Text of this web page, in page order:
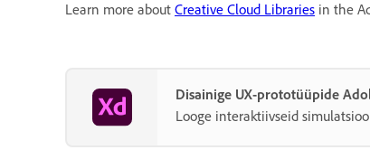
Learn more about Creative Cloud Libraries in the
Disainige UX-prototüüpide
Looge interaktiivseid